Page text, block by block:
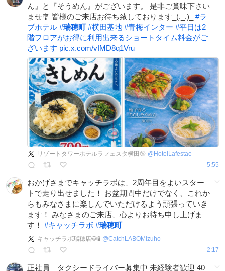
ん』と『そうめん』がございます。 是非ご賞味下さい
ませ🎐 皆様のご来店お待ち致しております_(._.)_ #ラ
ブホテル #瑞穂町 #横田基地 #青梅インター #平日は2
階フロアがお得に利用出来るショートタイム料金がご
ざいます pic.x.com/vIMD8q1Vru
リゾートタワーホテルラフェスタ横田🔞 @ HotelLafestae
5:55
おかげさまでキャッチラボは、2周年目をよいスター
トで走り出せました！ お盆期間中だけでなく、これか
らもみなさまに楽しんでいただけるよう頑張っていき
ます！ みなさまのご来店、心よりお待ち申し上げま
す！ #キャッチラボ #瑞穂町
キャッチラボ瑞穂店🐶🧪 @CatchLABOMizuho
2:17
正社員 タクシードライバー募集中 未経験者歓迎 40